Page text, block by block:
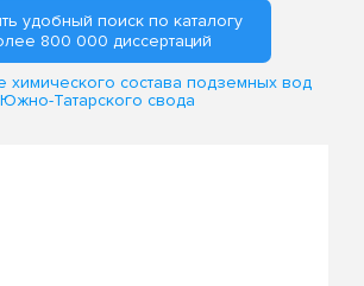
удобный поиск по каталогу
800 000 диссертаций
состава подземных вод
Южно-Татарского свода